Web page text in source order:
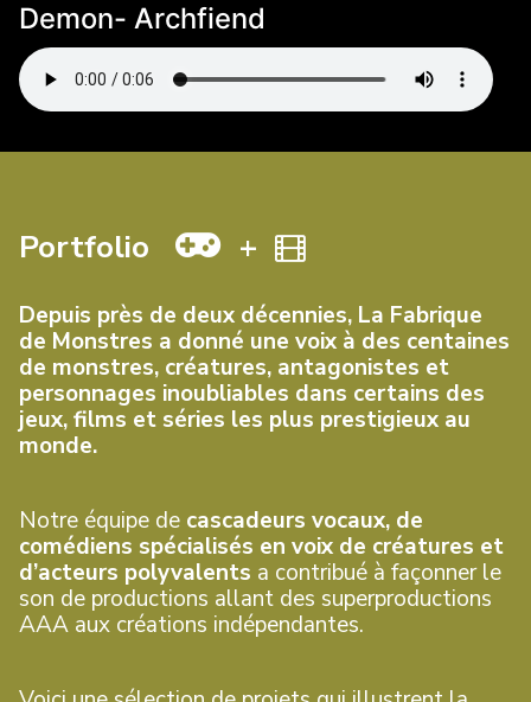
Demon- Archfiend
Portfolio +
Depuis près de deux décennies, La Fabrique
de Monstres a donné une voix à des centaines
de monstres, créatures, antagonistes et
personnages inoubliables dans certains des
jeux, films et séries les plus prestigieux au
monde.
Notre équipe de cascadeurs vocaux, de
comédiens spécialisés en voix de créatures et
d’acteurs polyvalents a contribué à façonner le
son de productions allant des superproductions
AAA aux créations indépendantes.